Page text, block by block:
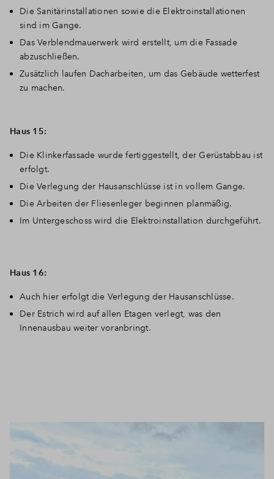
Die Sanitärinstallationen sowie die Elektroinstallationen
sind im Gange.
Das Verblendmauerwerk wird erstellt, um die Fassade
abzuschließen.
Zusätzlich laufen Dacharbeiten, um das Gebäude wetterfest
zu machen.
Haus 15:
Die Klinkerfassade wurde fertiggestellt, der Gerüstabbau ist
erfolgt.
Die Verlegung der Hausanschlüsse ist in vollem Gange.
Die Arbeiten der Fliesenleger beginnen planmäßig.
Im Untergeschoss wird die Elektroinstallation durchgeführt.
Haus 16:
Auch hier erfolgt die Verlegung der Hausanschlüsse.
Der Estrich wird auf allen Etagen verlegt, was den
Innenausbau weiter voranbringt.